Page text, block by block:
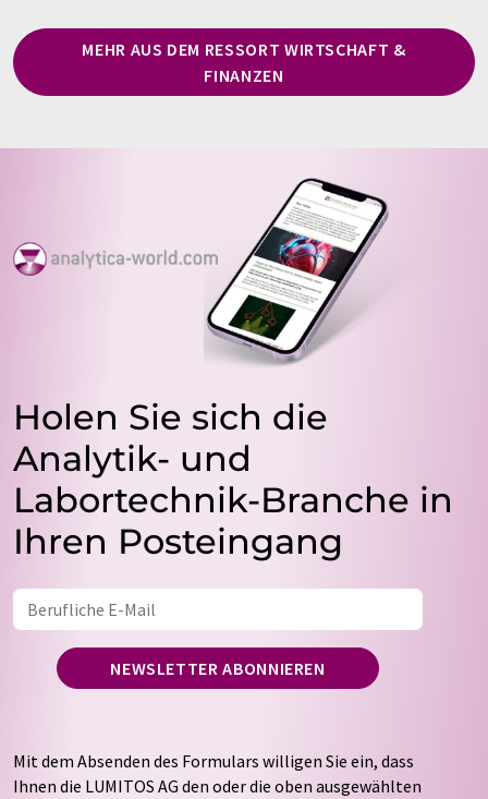
MEHR AUS DEM RESSORT WIRTSCHAFT &
FINANZEN
Holen Sie sich die
Analytik- und
Labortechnik-Branche in
Ihren Posteingang
NEWSLETTER ABONNIEREN
Mit dem Absenden des Formulars willigen Sie ein, dass
Ihnen die LUMITOS AG den oder die oben ausgewählten